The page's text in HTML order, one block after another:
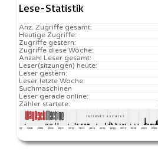
Lese-Statistik
Anz. Zugriffe gesamt:
Heutige Zugriffe:
Zugriffe gestern:
Zugriffe diese Woche:
Anzahl Leser gesamt:
Leser(sitzungen) heute:
Leser gestern:
Leser letzte Woche:
Suchmaschinen
Leser gerade online:
Zähler startete: